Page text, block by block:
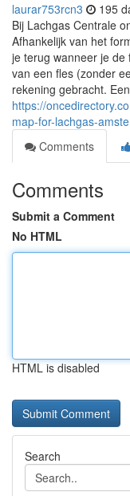
laurar753rcn3 195
Bij Lachgas Centrale
Afhankelijk van het
je terug wanneer je de
van een fles (zonder
rekening gebracht.
https://
map-for-lachgas-
Comments
Comments
Submit a Comment
No HTML
HTML is disabled
Search